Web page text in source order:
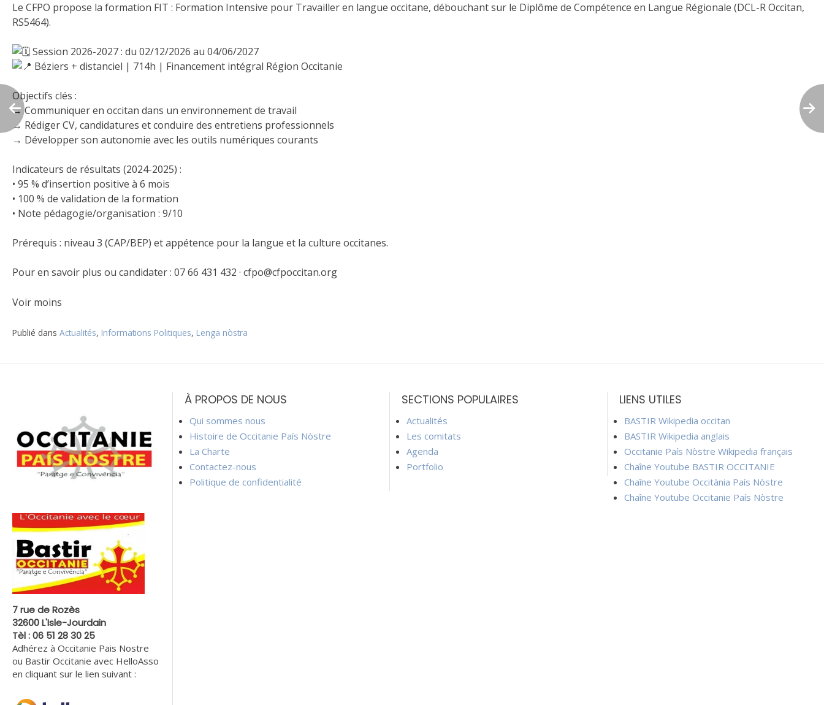
Le CFPO propose la formation FIT : Formation Intensive pour Travailler en langue occitane, débouchant sur le Diplôme de Compétence en Langue Régionale (DCL-R Occitan,
RS5464).
Session 2026-2027 : du 02/12/2026 au 04/06/2027
Béziers + distanciel | 714h | Financement intégral Région Occitanie
Objectifs clés :
→ Communiquer en occitan dans un environnement de travail
→ Rédiger CV, candidatures et conduire des entretiens professionnels
→ Développer son autonomie avec les outils numériques courants
Indicateurs de résultats (2024-2025) :
• 95 % d’insertion positive à 6 mois
• 100 % de validation de la formation
• Note pédagogie/organisation : 9/10
Prérequis : niveau 3 (CAP/BEP) et appétence pour la langue et la culture occitanes.
Pour en savoir plus ou candidater : 07 66 431 432 · cfpo@cfpoccitan.org
Voir moins
Publié dans Actualités, Informations Politiques, Lenga nòstra
l’article
7 rue de Rozès
32600 L'Isle-Jourdain
Tèl : 06 51 28 30 25
Adhérez à Occitanie Pais Nostre
ou Bastir Occitanie avec HelloAsso
en cliquant sur le lien suivant :
À PROPOS DE NOUS
Qui sommes nous
Histoire de Occitanie País Nòstre
La Charte
Contactez-nous
Politique de confidentialité
SECTIONS POPULAIRES
Actualités
Les comitats
Agenda
Portfolio
LIENS UTILES
BASTIR Wikipedia occitan
BASTIR Wikipedia anglais
Occitanie País Nòstre Wikipedia français
Chaîne Youtube BASTIR OCCITANIE
Chaîne Youtube Occitània País Nòstre
Chaîne Youtube Occitanie País Nòstre